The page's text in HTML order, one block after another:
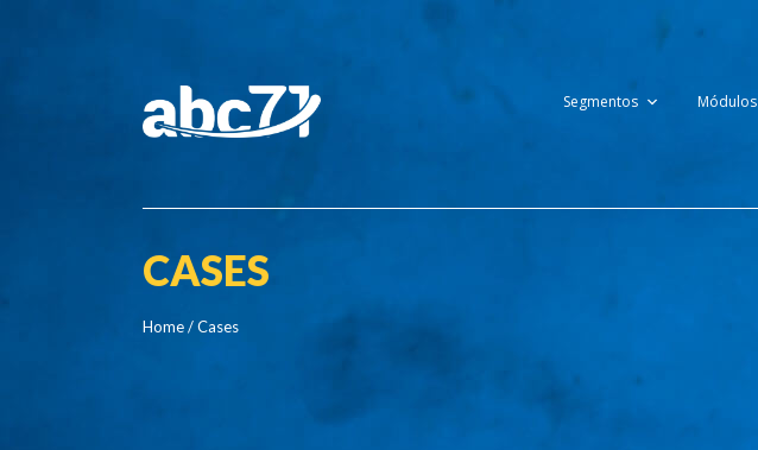
Segmentos Módulos
CASES
Home/ Cases